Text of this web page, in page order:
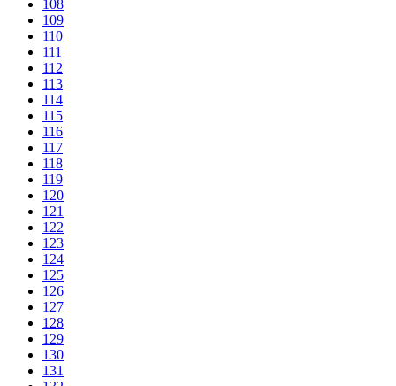
108
109
110
111
112
113
114
115
116
117
118
119
120
121
122
123
124
125
126
127
128
129
130
131